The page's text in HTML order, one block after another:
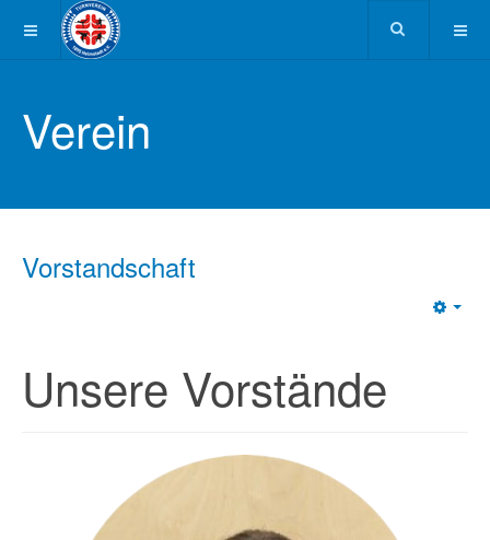
Verein
Vorstandschaft
Unsere Vorstände